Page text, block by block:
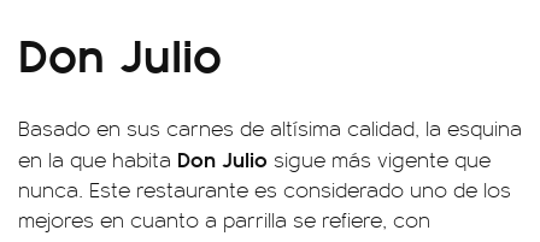
Don Julio
Basado en sus carnes de altísima calidad, la esquina
en la que habita Don Julio sigue más vigente que
nunca. Este restaurante es considerado uno de los
mejores en cuanto a parrilla se refiere, con